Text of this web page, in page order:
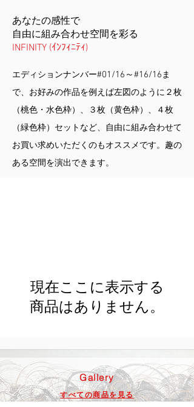
あなたの感性で
自由に組み合わせ空間を彩る
INFINITY (ｲﾝﾌｨﾆﾃｨ)
エディションナンバー#01/16～#16/16ま
で、お好みの作品を例えば左図のように２枚
（桃色・水色枠）、３枚（黄色枠）、４枚
（緑色枠）セットなど、自由に組み合わせて
お買い求めいただくのもオススメです。趣の
ある空間を演出できます。
現在ここに表示する
商品はありません。
Gallery
​すべての商品を見る